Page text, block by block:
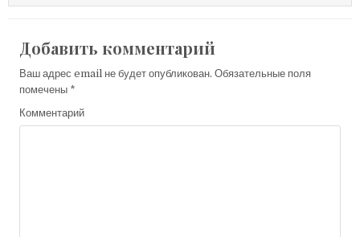
Добавить комментарий
Ваш адрес email не будет опубликован. Обязательные поля
помечены *
Комментарий